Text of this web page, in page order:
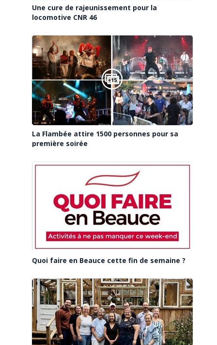
Une cure de rajeunissement pour la
locomotive CNR 46
La Flambée attire 1500 personnes pour sa
première soirée
Quoi faire en Beauce cette fin de semaine ?